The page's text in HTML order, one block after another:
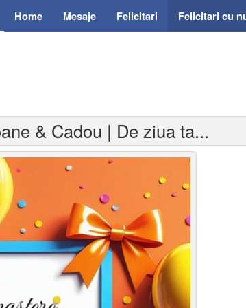
Home Mesaje Felicitari Felicitari cu
& Cadou | De ziua ta...